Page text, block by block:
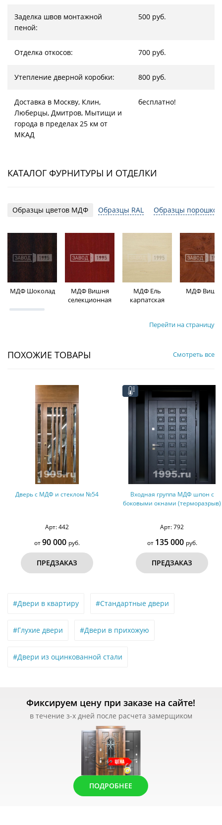
Заделка швов монтажной
пеной:
500 руб.
Отделка откосов: 700 руб.
Утепление дверной коробки: 800 руб.
Доставка в Москву, Клин,
Люберцы, Дмитров, Мытищи и
города в пределах 25 км от
МКАД
бесплатно!
КАТАЛОГ ФУРНИТУРЫ И ОТДЕЛКИ
Образцы цветов МДФ Образцы RAL Образцы
МДФ Шоколад
МДФ Вишня
селекционная
МДФ Ель
карпатская
МДФ
Перейти на страницу
ПОХОЖИЕ ТОВАРЫ Смотреть все
Дверь с МДФ и стеклом №54
Арт: 442
от90 000 руб.
ПРЕДЗАКАЗ
Входная группа МДФ шпон с
боковыми окнами (терморазрыв)
Арт: 792
от 135 000 руб.
ПРЕДЗАКАЗ
#Двери в квартиру #Стандартные двери
#Глухие двери #Двери в прихожую
#Двери из оцинкованной стали
Фиксируем цену при заказе на сайте!
в течение з-х дней после расчета замерщиком
ПОДРОБНЕЕ